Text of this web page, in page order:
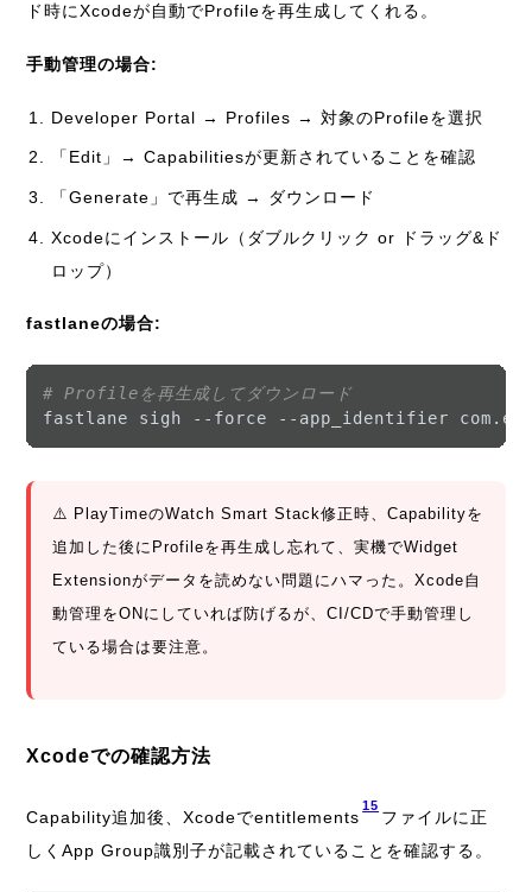
ド時にXcodeが自動でProfileを再生成してくれる。
手動管理の場合:
Developer Portal → Profiles → 対象のProfileを選択
「Edit」→ Capabilitiesが更新されていることを確認
「Generate」で再生成 → ダウンロード
Xcodeにインストール（ダブルクリック or ドラッグ&ド
ロップ）
fastlaneの場合:
# Profileを再生成してダウンロード
⚠️ PlayTimeのWatch Smart Stack修正時、Capabilityを
追加した後にProfileを再生成し忘れて、実機でWidget
Extensionがデータを読めない問題にハマった。Xcode自
動管理をONにしていれば防げるが、CI/CDで手動管理し
ている場合は要注意。
Xcodeでの確認方法
Capability追加後、Xcodeでentitlements
15
ファイルに正
しくApp Group識別子が記載されていることを確認する。